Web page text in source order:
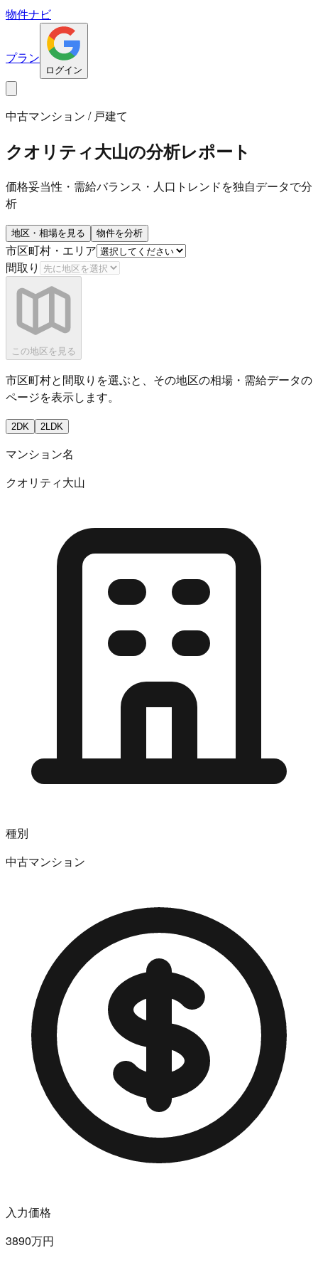
物件ナビ
プラン
ログイン
中古マンション / 戸建て
クオリティ大山の分析レポート
価格妥当性・需給バランス・人口トレンドを独自データで分
析
地区・相場を見る 物件を分析
市区町村・エリア
間取り
この地区を見る
市区町村と間取りを選ぶと、その地区の相場・需給データの
ページを表示します。
2DK 2LDK
マンション名
クオリティ大山
種別
中古マンション
入力価格
3890万円